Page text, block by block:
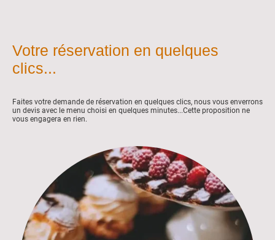
Votre réservation en quelques
clics...
Faites votre demande de réservation en quelques clics, nous vous enverrons
un devis avec le menu choisi en quelques minutes...Cette proposition ne
vous engagera en rien.